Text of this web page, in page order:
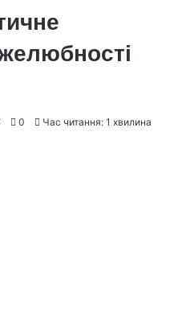
0 Час читання: 1 хвилина